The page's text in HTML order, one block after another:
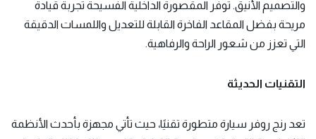
والتصميم الأنيق. توفر المقصورة الداخلية الفسيحة تجربة قيادة
مريحة بفضل المقاعد الفاخرة القابلة للتعديل واللمسات الدقيقة
التي تعزز من شعور الراحة والرفاهية.
التقنيات الحديثة
تعد رنج روفر سيارة متطورة تقنيًا، حيث تأتي مجهزة بأحدث الأنظمة